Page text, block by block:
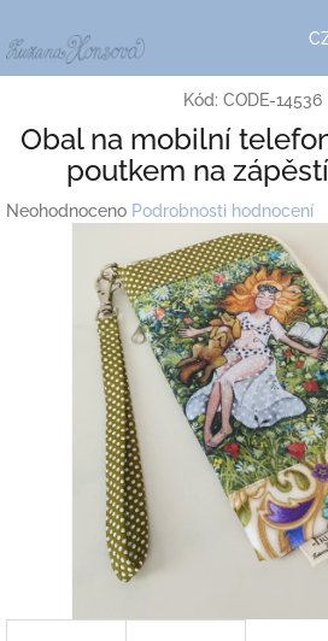
na
obsah
Kód: CODE-14536
Obal na mobilní
poutkem na
Průměrné
Neohodnoceno Podrobnosti hodnocení